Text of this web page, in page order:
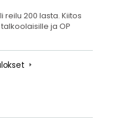
reilu 200 lasta. Kiitos
ja OP